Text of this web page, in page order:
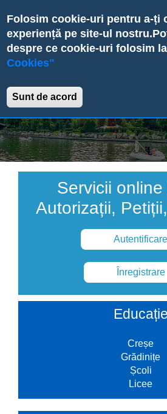
Folosim cookie-uri pentru a-ți
experiență pe site-ul nostru.
despre ce cookie-uri folosim la
Cookies"
Sunt de acord
to
main
content
Primăria
Servicii online
Autorizații,
Autentificare
Înregistrare
Educație
Creșe
Grădinițe
Școli
Licee